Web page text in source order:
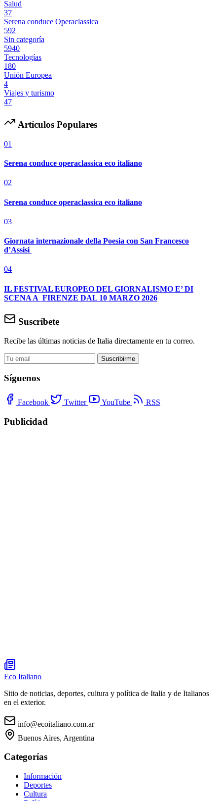
Salud
37
Serena conduce Operaclassica
592
Sin categoría
5940
Tecnologías
180
Unión Europea
4
Viajes y turismo
47
Artículos Populares
01
Serena conduce operaclassica eco italiano
02
Serena conduce operaclassica eco italiano
03
Giornata internazionale della Poesia con San Francesco
d’Assisi
04
IL FESTIVAL EUROPEO DEL GIORNALISMO E’ DI
SCENA A FIRENZE DAL 10 MARZO 2026
Suscríbete
Recibe las últimas noticias de Italia directamente en tu correo.
Suscribirme
Síguenos
Facebook Twitter YouTube RSS
Publicidad
Eco Italiano
Sitio de noticias, deportes, cultura y política de Italia y de Italianos
en el exterior.
info@ecoitaliano.com.ar
Buenos Aires, Argentina
Categorías
Información
Deportes
Cultura